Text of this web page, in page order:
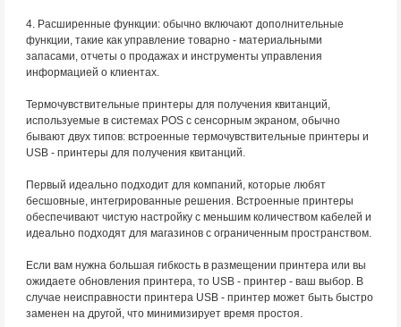
4. Расширенные функции: обычно включают дополнительные
функции, такие как управление товарно - материальными
запасами, отчеты о продажах и инструменты управления
информацией о клиентах.
Термочувствительные принтеры для получения квитанций,
используемые в системах POS с сенсорным экраном, обычно
бывают двух типов: встроенные термочувствительные принтеры и
USB - принтеры для получения квитанций.
Первый идеально подходит для компаний, которые любят
бесшовные, интегрированные решения. Встроенные принтеры
обеспечивают чистую настройку с меньшим количеством кабелей и
идеально подходят для магазинов с ограниченным пространством.
Если вам нужна большая гибкость в размещении принтера или вы
ожидаете обновления принтера, то USB - принтер - ваш выбор. В
случае неисправности принтера USB - принтер может быть быстро
заменен на другой, что минимизирует время простоя.